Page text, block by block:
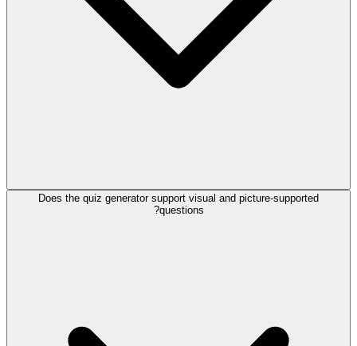
Does the quiz generator support visual and picture-supported
questions?